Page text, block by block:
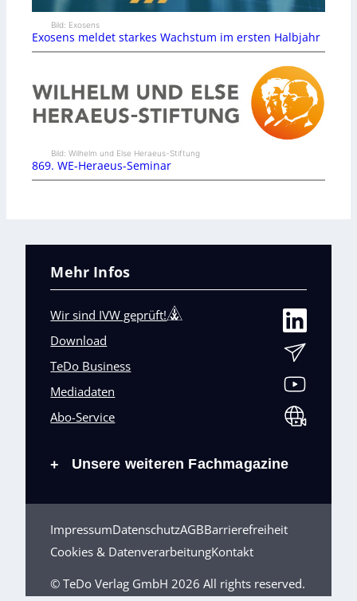
Bild: Exosens
Exosens meldet starkes Wachstum im ersten Halbjahr
Bild: Wilhelm und Else Heraeus-Stiftung
869. WE-Heraeus-Seminar
Mehr Infos
Wir sind IVW geprüft!
Download
TeDo Business
Mediadaten
Abo-Service
+ Unsere weiteren Fachmagazine
ImpressumDatenschutzAGBBarrierefreiheit
Cookies & DatenverarbeitungKontakt
© TeDo Verlag GmbH 2026 All rights reserved.